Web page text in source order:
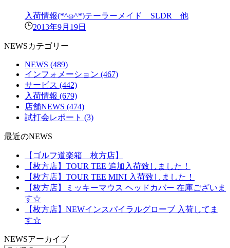
入荷情報(*^ω^*)テーラーメイド SLDR 他
2013年9月19日
NEWSカテゴリー
NEWS (489)
インフォメーション (467)
サービス (442)
入荷情報 (679)
店舗NEWS (474)
試打会レポート (3)
最近のNEWS
【ゴルフ道楽箱 枚方店】
【枚方店】TOUR TEE 追加入荷致しました！
【枚方店】TOUR TEE MINI 入荷致しました！
【枚方店】ミッキーマウス ヘッドカバー 在庫ございま
す☆
【枚方店】NEWインスパイラルグローブ 入荷してま
す☆
NEWSアーカイブ